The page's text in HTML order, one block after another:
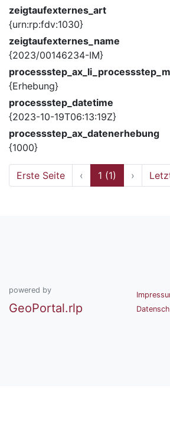
zeigtaufexternes_art
{urn:rp:fdv:1030}
zeigtaufexternes_name
{2023/00146234-IM}
{Erhebung}
processstep_datetime
{2023-10-19T06:13:19Z}
processstep_ax_datenerhebung
{1000}
Erste Seite ‹ 1 (1) ›
powered by
GeoPortal.rlp